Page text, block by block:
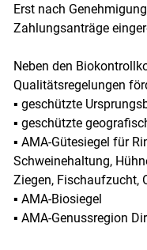
Erst nach
Zahlungsanträge
Neben den
Qualitätsregelungen
▪ geschützte
▪ geschützte
▪ AMA-Gütesiegel für
Schweinehaltung,
Ziegen, Fischaufzucht,
▪ AMA-Biosiegel
▪ AMA-Genussregion